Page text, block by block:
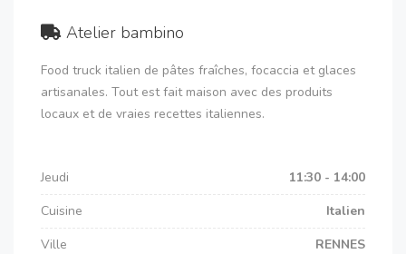
Atelier bambino
Food truck italien de pâtes fraîches, focaccia et glaces
artisanales. Tout est fait maison avec des produits
locaux et de vraies recettes italiennes.
Jeudi
11:30 - 14:00
Cuisine
Italien
Ville
RENNES